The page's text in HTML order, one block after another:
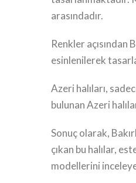
arasındadır.
Renkler
esinlenilerek
Azeri halıları,
bulunan Azeri
Sonuç olarak,
çıkan bu halılar,
modellerini